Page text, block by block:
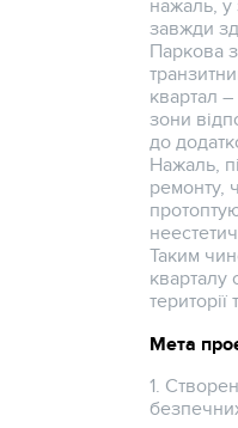
нажаль, у
завжди
Паркова
квартал –
зони
до
Нажаль,
ремонту,
Таким
кварталу
Мета
1.